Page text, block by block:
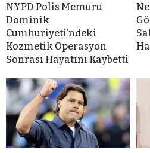
NYPD Polis Memuru
Dominik
Cumhuriyeti’ndeki
Kozmetik Operasyon
Sonrası Hayatını Kaybetti